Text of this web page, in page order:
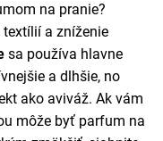
na pranie?
a zníženie
sa používa hlavne
a dlhšie, no
ako aviváž. Ak vám
môže byť parfum na